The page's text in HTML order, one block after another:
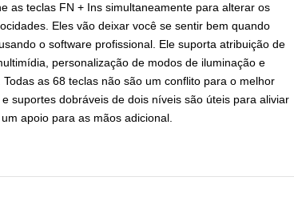
as teclas FN + Ins simultaneamente para alterar os
Eles vão deixar você se sentir bem quando
o software profissional. Ele suporta atribuição de
personalização de modos de iluminação e
as 68 teclas não são um conflito para o melhor
suportes dobráveis ​​de dois níveis são úteis para aliviar
apoio para as mãos adicional.